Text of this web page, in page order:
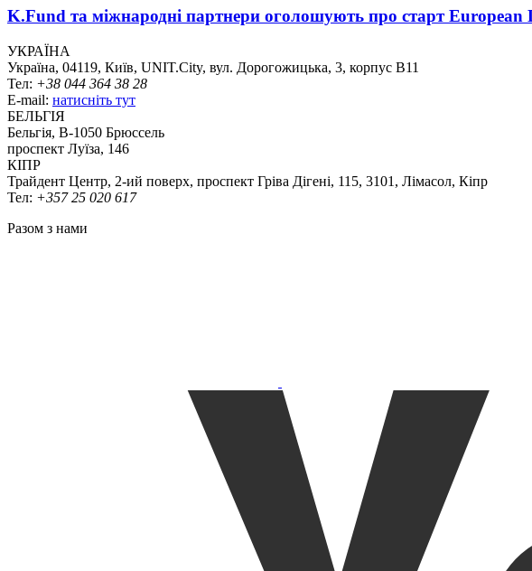
K.Fund та міжнародні партнери оголошують про старт European
УКРАЇНА
Україна, 04119, Київ, UNIT.City, вул. Дорогожицька, 3, корпус B11
Тел: +38 044 364 38 28
E-mail: натисніть тут
БЕЛЬГІЯ
Бельгія, В-1050 Брюссель
проспект Луїза, 146
КІПР
Трайдент Центр, 2-ий поверх, проспект Гріва Дігені, 115, 3101, Лімасол, Кіпр
Тел: +357 25 020 617
Разом з нами